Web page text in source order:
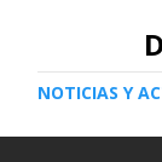
NOTICIAS Y